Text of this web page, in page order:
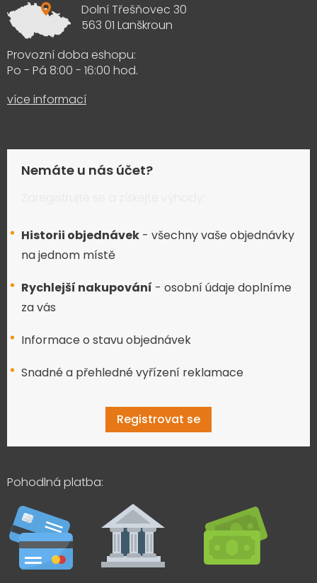
Dolní Třešňovec 30
563 01 Lanškroun
Provozní doba eshopu:
Po - Pá 8:00 - 16:00 hod.
více informací
Nemáte u nás účet?
Historii objednávek - všechny vaše objednávky
na jednom místě
Rychlejší nakupování - osobní údaje doplníme
za vás
Informace o stavu objednávek
Snadné a přehledné vyřízení reklamace
Registrovat se
Pohodlná platba: